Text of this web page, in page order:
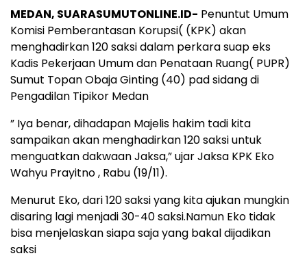
MEDAN, SUARASUMUTONLINE.ID- Penuntut Umum
Komisi Pemberantasan Korupsi( (KPK) akan
menghadirkan 120 saksi dalam perkara suap eks
Kadis Pekerjaan Umum dan Penataan Ruang( PUPR)
Sumut Topan Obaja Ginting (40) pad sidang di
Pengadilan Tipikor Medan
” Iya benar, dihadapan Majelis hakim tadi kita
sampaikan akan menghadirkan 120 saksi untuk
menguatkan dakwaan Jaksa,” ujar Jaksa KPK Eko
Wahyu Prayitno , Rabu (19/11).
Menurut Eko, dari 120 saksi yang kita ajukan mungkin
disaring lagi menjadi 30-40 saksi.Namun Eko tidak
bisa menjelaskan siapa saja yang bakal dijadikan
saksi